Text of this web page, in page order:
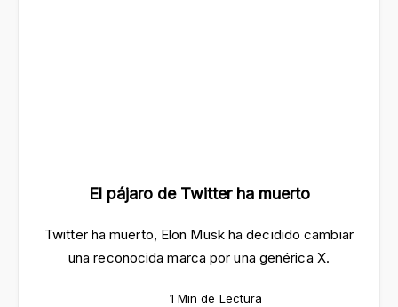
El pájaro de Twitter ha muerto
Twitter ha muerto, Elon Musk ha decidido cambiar
una reconocida marca por una genérica X.
1 Min de Lectura